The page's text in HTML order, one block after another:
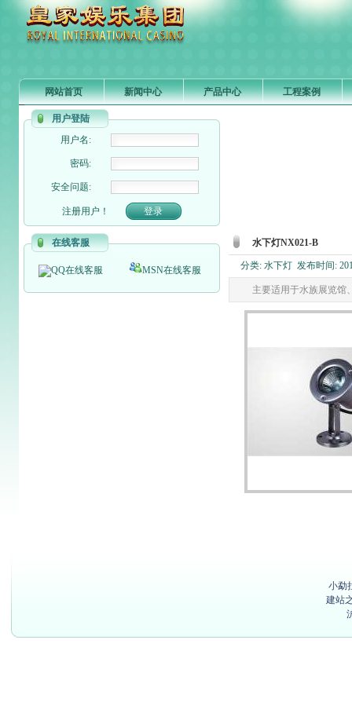
网站首页 新闻中心 产品中心 工程案例
用户登陆
用户名:
密码:
安全问题:
注册用户！
在线客服
QQ在线客服 MSN在线客服
水下灯NX021-B
分类: 水下灯 发布时间:
主要适用于水族展览馆
小勐
建站